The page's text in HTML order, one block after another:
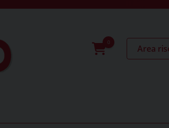
0
Area